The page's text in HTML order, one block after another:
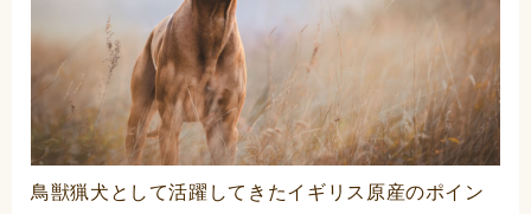
鳥獣猟犬として活躍してきたイギリス原産のポイン